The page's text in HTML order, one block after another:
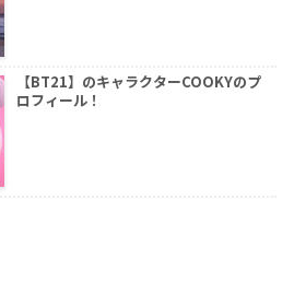
【BT21】のキャラクターCOOKYのプ
ロフィール！